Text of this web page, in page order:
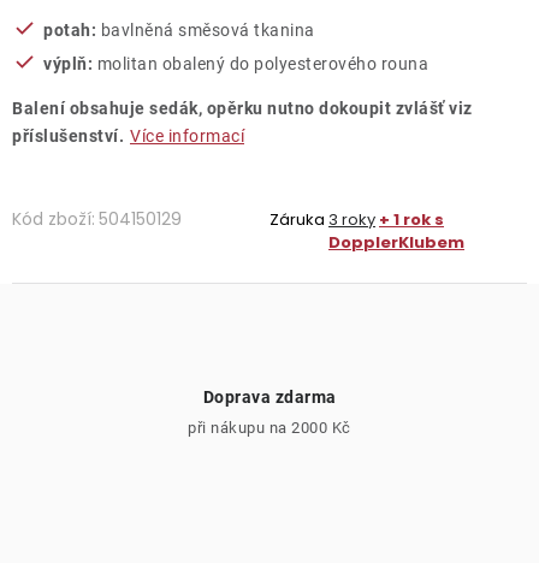
potah: bavlněná směsová tkanina
výplň: molitan obalený do polyesterového rouna
Balení obsahuje sedák, opěrku nutno dokoupit zvlášť viz
příslušenství. Více informací
Kód zboží: 504150129 Záruka 3 roky + 1 rok s
DopplerKlubem
Doprava zdarma
při nákupu na 2000 Kč